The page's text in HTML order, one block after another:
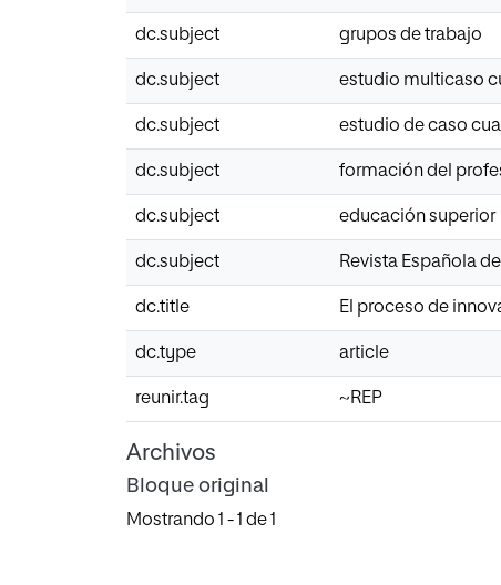
dc.subject grupos de trabajo
dc.subject estudio multicaso
dc.subject estudio de caso
dc.subject formación del
dc.subject educación superior
dc.subject Revista Española
dc.title El proceso de
dc.type article
reunir.tag ~REP
Archivos
Bloque original
Mostrando 1 - 1 de 1